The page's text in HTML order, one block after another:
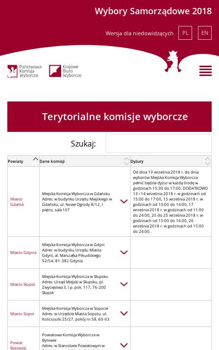
Wybory Samorządowe 2018
Wersja dla niedowidzących PL EN
Terytorialne komisje wyborcze
Szukaj:
Powiaty Dane komisji Dyżury
Miasto
Gdańsk
Miejska Komisja Wyborcza w Gdańsku
Adres: w budynku Urzędu Miejskiego w
Gdańsku, ul. Nowe Ogrody 8/12, I
piętro, sala 107
Od dnia 19 września 2018 r. do dnia
wyborów Miejska Komisja Wyborcza
pełnić będzie dyżur w każdą środę w
godzinach 15:30 do 17:00. DODATKOWO
13 i 14 września 2018 r. w godzinach od
15:00 do 17:00, 15 września 2018 r. w
godzinach od 10:00 do 14:00, 17
września 2018 r. w godzinach od 11:00
do 24:00, 20 do 25 września 2018 r. w
godzinach od 15:00 do 16:00, 26
września 2018 r. w godzinach od 15:00
do 24:00.
Miasto Gdynia
Miejska Komisja Wyborcza w Gdyni
Adres: w budynku Urzędu Miasta
Gdyni, al. Marszałka Piłsudskiego
52/54, 81-382 Gdynia
Miasto Słupsk
Miejska Komisja Wyborcza w Słupsku
Adres: Urząd Miejski w Słupsku, pl.
Zwycięstwa 3, I p. pok. 117, 76-200
Słupsk
Miasto Sopot
Miejska Komisja Wyborcza w Sopocie
Adres: w Urzędzie Miasta Sopotu, ul.
Kościuszki 25/27, pokój nr 58, 60-63
Powiat
Bytowski
Powiatowa Komisja Wyborcza w
Bytowie
Adres: w Starostwie Powiatowym w